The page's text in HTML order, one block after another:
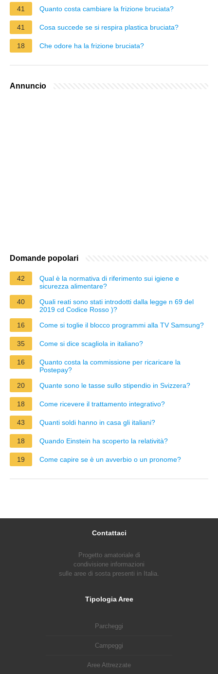
41 Quanto costa cambiare la frizione bruciata?
41 Cosa succede se si respira plastica bruciata?
18 Che odore ha la frizione bruciata?
Annuncio
Domande popolari
42
Qual è la normativa di riferimento sui igiene e
sicurezza alimentare?
40
Quali reati sono stati introdotti dalla legge n 69 del
2019 cd Codice Rosso )?
16
Come si toglie il blocco programmi alla TV Samsung?
35 Come si dice scagliola in italiano?
16
Quanto costa la commissione per ricaricare la
Postepay?
20
Quante sono le tasse sullo stipendio in Svizzera?
18 Come ricevere il trattamento integrativo?
43 Quanti soldi hanno in casa gli italiani?
18 Quando Einstein ha scoperto la relatività?
19 Come capire se è un avverbio o un pronome?
Contattaci
Progetto amatoriale di
condivisione informazioni
sulle aree di sosta presenti in Italia.
Tipologia Aree
Parcheggi
Campeggi
Aree Attrezzate